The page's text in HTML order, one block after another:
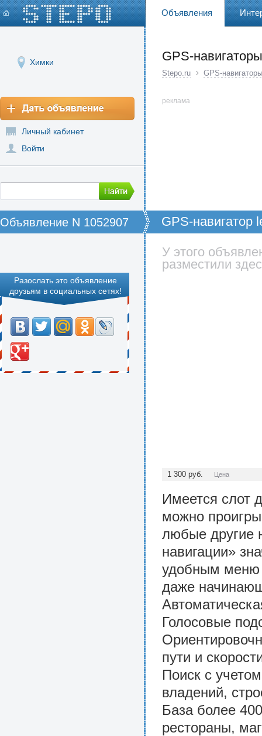
Объявления
Химки
Личный кабинет
Войти
GPS-навигаторы
Stepo.ru GPS-навигаторы
реклама
Объявление N 1052907 GPS-навигатор
Разослать это объявление
друзьям в социальных сетях!
У этого
разместили
1 300 руб. Цена
Имеется слот
можно
любые другие
навигации»
удобным меню
даже
Голосовые
пути и
Поиск с
владений,
База более
рестораны,